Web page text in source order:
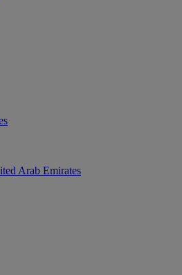
Arab Emirates